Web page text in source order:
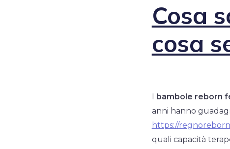
Cosa
cosa
bambole reborn
anni hanno
https://
quali capacità